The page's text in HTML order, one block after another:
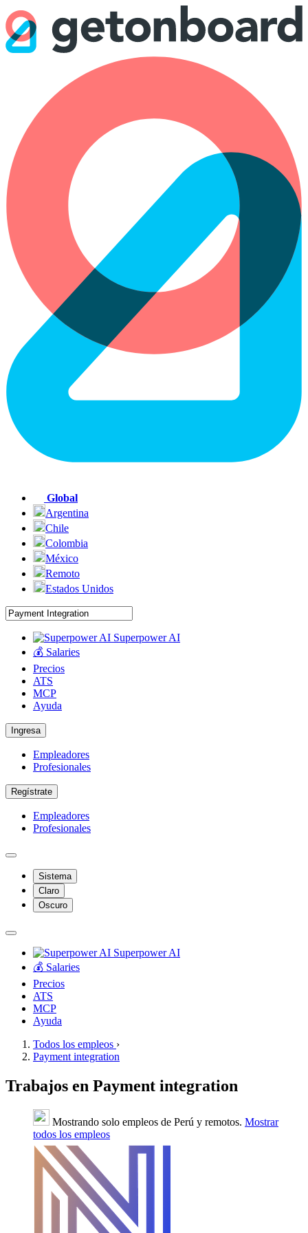
Global
Argentina
Chile
Colombia
México
Remoto
Estados Unidos
Superpower AI
💰 Salaries
Precios
ATS
MCP
Ayuda
Ingresa
Empleadores
Profesionales
Regístrate
Empleadores
Profesionales
Sistema
Claro
Oscuro
Superpower AI
💰 Salaries
Precios
ATS
MCP
Ayuda
Todos los empleos ›
Payment integration
Trabajos en Payment integration
Mostrando solo empleos de Perú y remotos. Mostrar
todos los empleos